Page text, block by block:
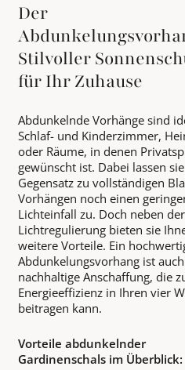
Der
Stilvoller
für Ihr Zuhause
Abdunkelnde Vorhänge sind
Schlaf- und Kinderzimmer,
oder Räume, in denen
gewünscht ist. Dabei lassen
Gegensatz zu vollständigen
Vorhängen noch einen
Lichteinfall zu. Doch neben der
Lichtregulierung bieten sie
weitere Vorteile. Ein
Abdunkelungsvorhang ist
nachhaltige Anschaffung, die
Energieeffizienz in Ihren vier
beitragen kann.
Vorteile abdunkelnder
Gardinenschals im Überblick: